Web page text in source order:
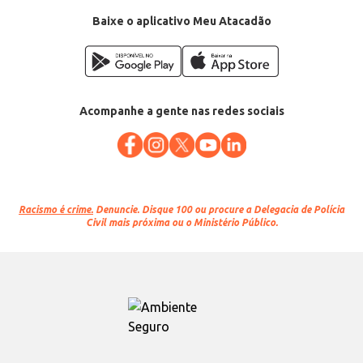
Baixe o aplicativo Meu Atacadão
Acompanhe a gente nas redes sociais
Racismo é crime. Denuncie. Disque 100 ou procure a Delegacia de Polícia
Civil mais próxima ou o Ministério Público.